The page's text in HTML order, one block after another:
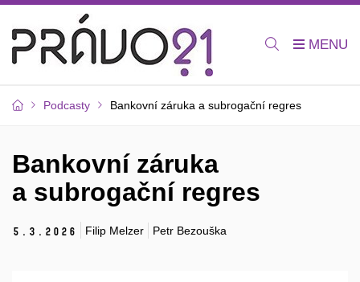
Podcasty Bankovní záruka a subrogační regres
Bankovní záruka
a subrogační regres
5. 3. 2026 Filip Melzer Petr Bezouška